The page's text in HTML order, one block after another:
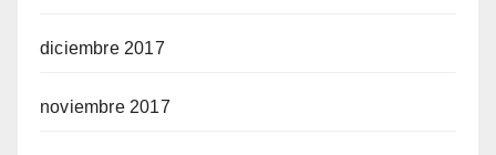
diciembre 2017
noviembre 2017